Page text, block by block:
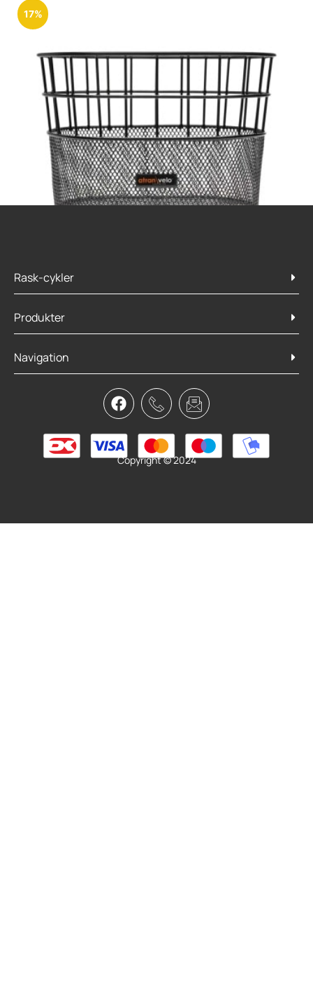
17%
Atran Velo X Kurv
Rask-cykler
Produkter
Navigation
Copyright © 2024